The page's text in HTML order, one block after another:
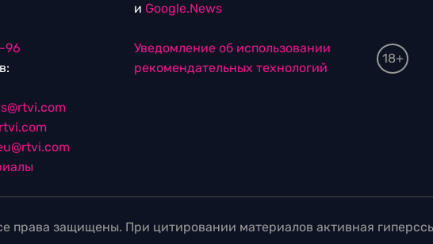
96
и Google.News
Уведомление об использовании
рекомендательных технологий
18+
защищены. При цитировании материалов активная